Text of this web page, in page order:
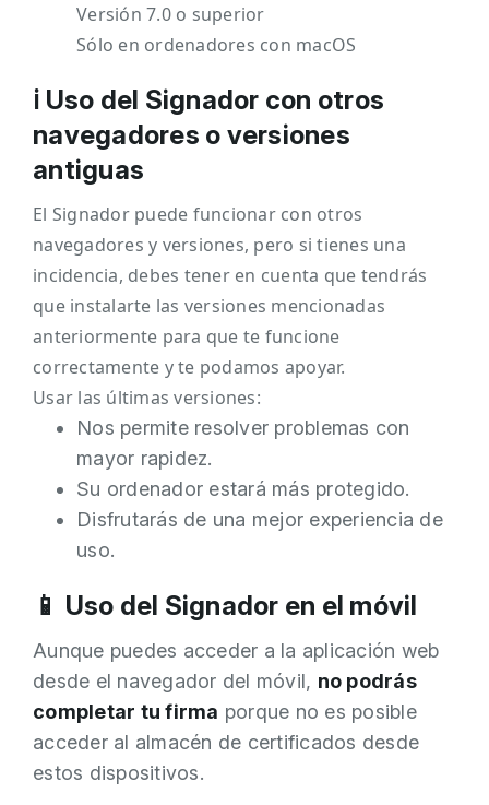
Versión 7.0 o superior
Sólo en ordenadores con macOS
ℹ️ Uso del Signador con otros
navegadores o versiones
antiguas
El Signador puede funcionar con otros
navegadores y versiones, pero si tienes una
incidencia, debes tener en cuenta que tendrás
que instalarte las versiones mencionadas
anteriormente para que te funcione
correctamente y te podamos apoyar.
Usar las últimas versiones:
Nos permite resolver problemas con
mayor rapidez.
Su ordenador estará más protegido.
Disfrutarás de una mejor experiencia de
uso.
📱 Uso del Signador en el móvil
Aunque puedes acceder a la aplicación web
desde el navegador del móvil, no podrás
completar tu firma porque no es posible
acceder al almacén de certificados desde
estos dispositivos.